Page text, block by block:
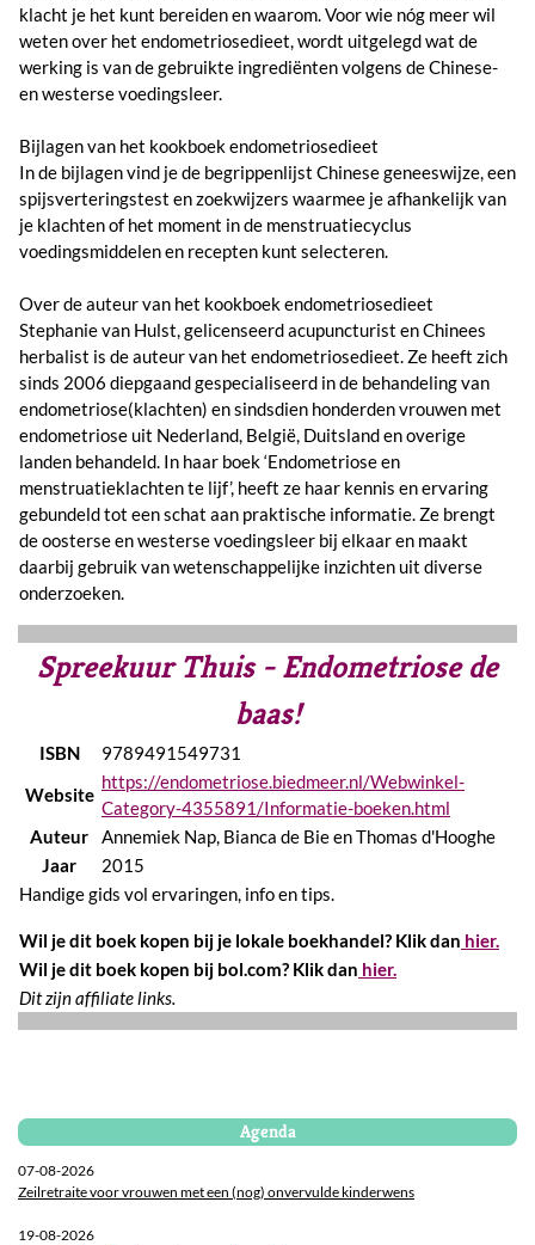
klacht je het kunt bereiden en waarom. Voor wie nóg meer wil
weten over het endometriosedieet, wordt uitgelegd wat de
werking is van de gebruikte ingrediënten volgens de Chinese-
en westerse voedingsleer.
Bijlagen van het kookboek endometriosedieet
In de bijlagen vind je de begrippenlijst Chinese geneeswijze, een
spijsverteringstest en zoekwijzers waarmee je afhankelijk van
je klachten of het moment in de menstruatiecyclus
voedingsmiddelen en recepten kunt selecteren.
Over de auteur van het kookboek endometriosedieet
Stephanie van Hulst, gelicenseerd acupuncturist en Chinees
herbalist is de auteur van het endometriosedieet. Ze heeft zich
sinds 2006 diepgaand gespecialiseerd in de behandeling van
endometriose(klachten) en sindsdien honderden vrouwen met
endometriose uit Nederland, België, Duitsland en overige
landen behandeld. In haar boek ‘Endometriose en
menstruatieklachten te lijf’, heeft ze haar kennis en ervaring
gebundeld tot een schat aan praktische informatie. Ze brengt
de oosterse en westerse voedingsleer bij elkaar en maakt
daarbij gebruik van wetenschappelijke inzichten uit diverse
onderzoeken.
Spreekuur Thuis - Endometriose de
baas!
ISBN
9789491549731
Website
https://endometriose.biedmeer.nl/Webwinkel-
Category-4355891/Informatie-boeken.html
Auteur
Annemiek Nap, Bianca de Bie en Thomas d'Hooghe
Jaar
2015
Handige gids vol ervaringen, info en tips.
Wil je dit boek kopen bij je lokale boekhandel? Klik dan hier.
Wil je dit boek kopen bij bol.com? Klik dan hier.
Dit zijn affiliate links.
Agenda
07-08-2026
Zeilretraite voor vrouwen met een (nog) onvervulde kinderwens
19-08-2026